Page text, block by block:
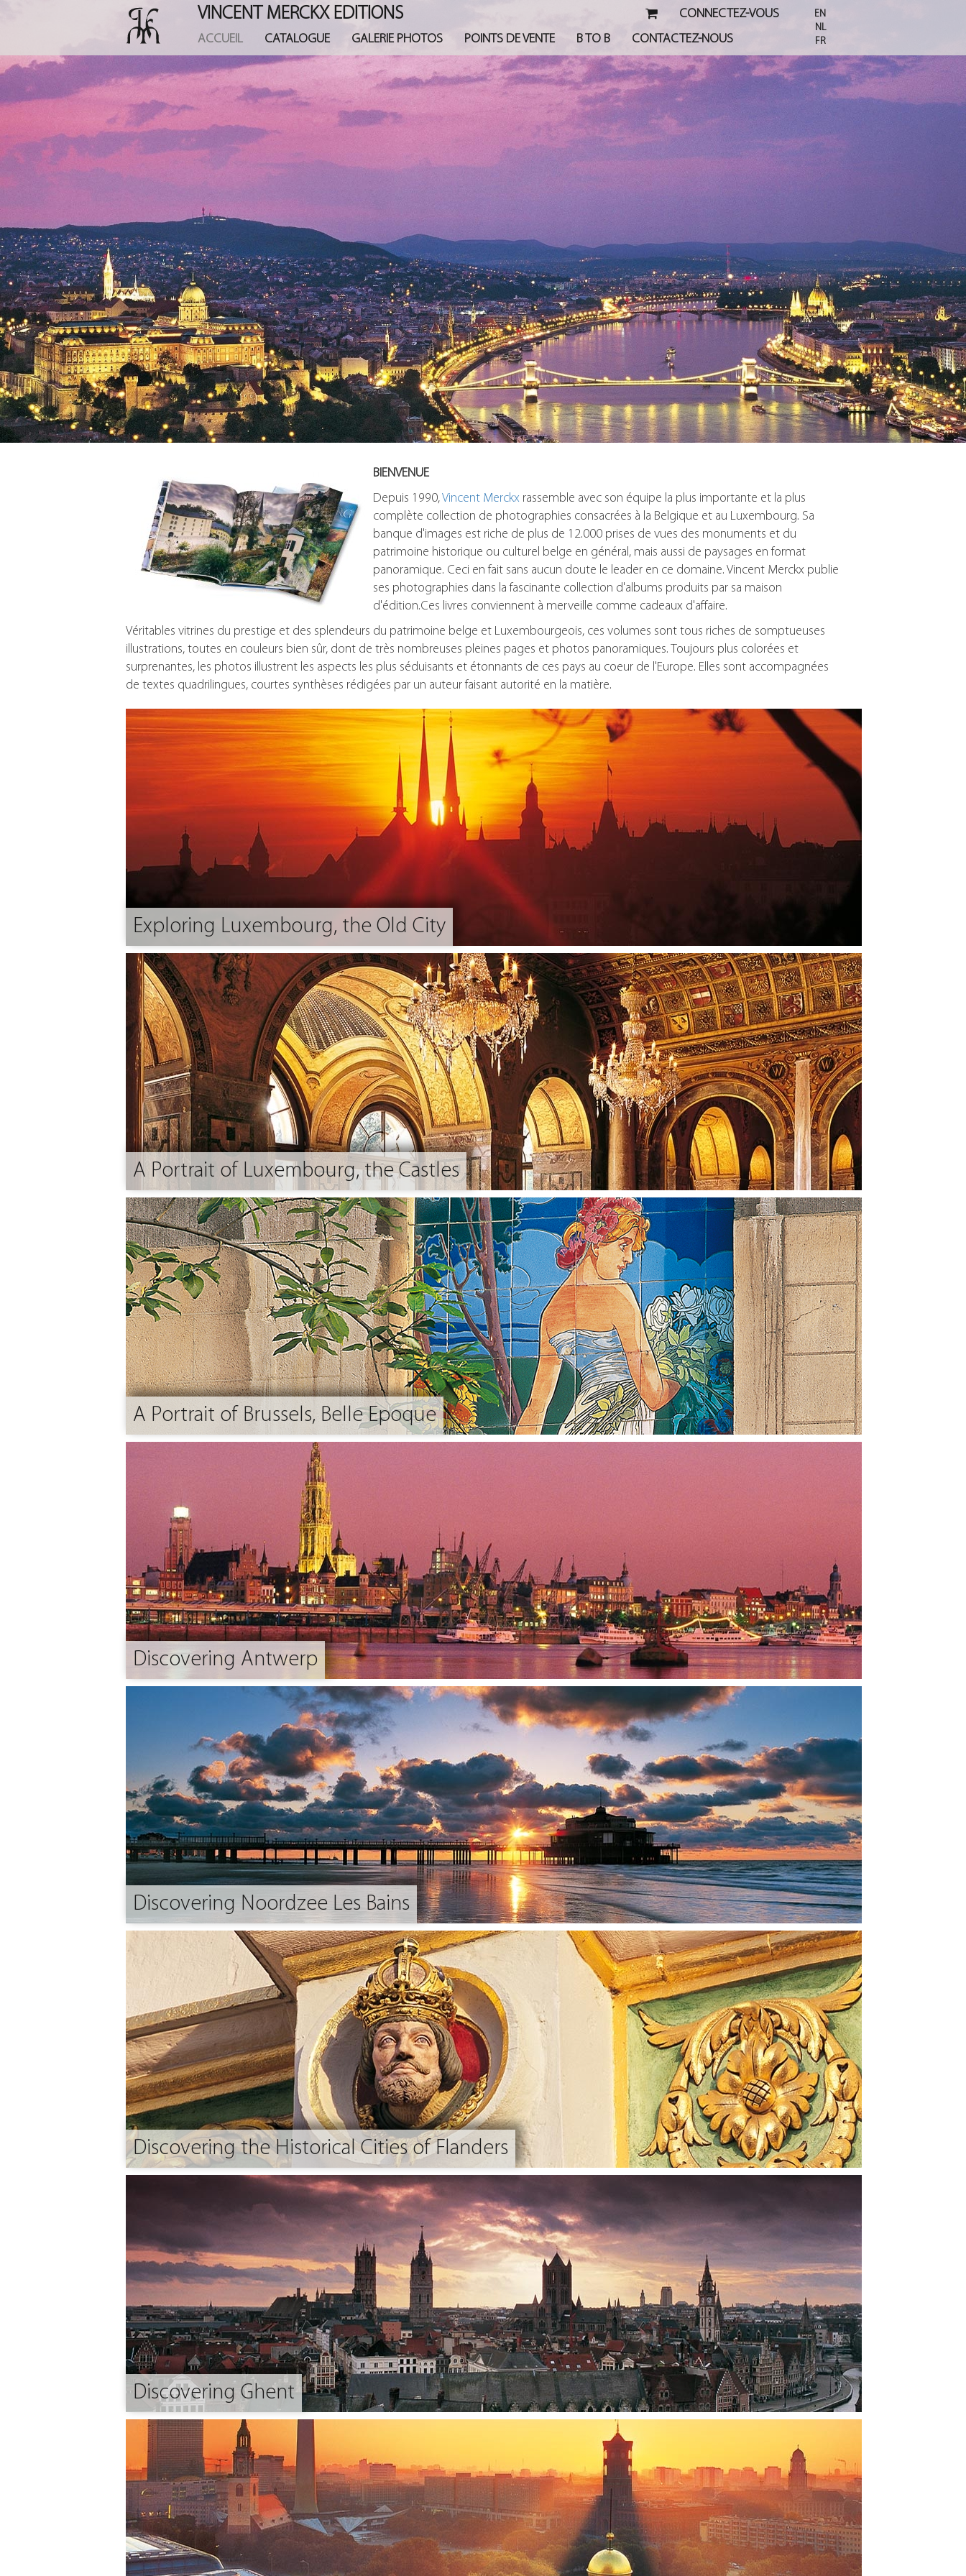
VINCENT MERCKX EDITIONS
ACCUEIL CATALOGUE GALERIE PHOTOS POINTS DE VENTE B TO B CONTACTEZ-NOUS
CONNECTEZ-VOUS
EN
NL
FR
BIENVENUE
Depuis 1990,Vincent Merckx rassemble avec son équipe la plus importante et la plus
complète collection de photographies consacrées à la Belgique et au Luxembourg. Sa
banque d'images est riche de plus de 12.000 prises de vues des monuments et du
patrimoine historique ou culturel belge en général, mais aussi de paysages en format
panoramique. Ceci en fait sans aucun doute le leader en ce domaine. Vincent Merckx publie
ses photographies dans la fascinante collection d'albums produits par sa maison
d'édition.Ces livres conviennent à merveille comme cadeaux d'affaire.
Véritables vitrines du prestige et des splendeurs du patrimoine belge et Luxembourgeois, ces volumes sont tous riches de somptueuses
illustrations, toutes en couleurs bien sûr, dont de très nombreuses pleines pages et photos panoramiques. Toujours plus colorées et
surprenantes, les photos illustrent les aspects les plus séduisants et étonnants de ces pays au coeur de l'Europe. Elles sont accompagnées
de textes quadrilingues, courtes synthèses rédigées par un auteur faisant autorité en la matière.
Exploring Luxembourg, the Old City
A Portrait of Luxembourg, the Castles
A Portrait of Brussels, Belle Epoque
Discovering Antwerp
Discovering Noordzee Les Bains
Discovering the Historical Cities of Flanders
Discovering Ghent